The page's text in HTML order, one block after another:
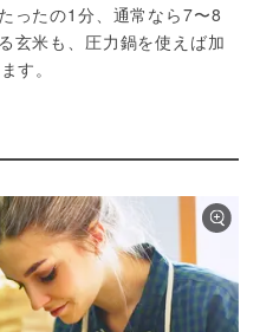
ったの1分、通常なら7〜8
玄米も、圧力鍋を使えば加
す。